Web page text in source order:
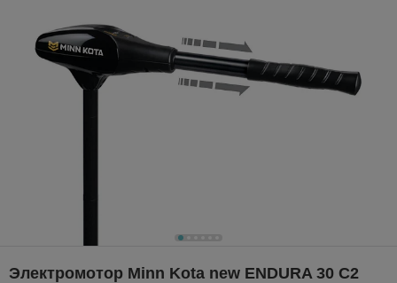
Электромотор Minn Kota new ENDURA 30 C2